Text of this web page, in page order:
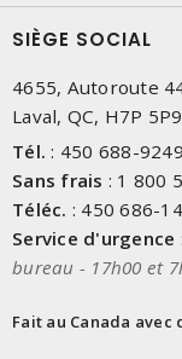
SIÈGE SOCIAL
4655, Autoroute
Laval, QC, H7P 5P9
Tél. : 450 688-9249
Sans frais : 1 800
Téléc. : 450 686-
Service d'urgence :
bureau - 17h00 et
Fait au Canada